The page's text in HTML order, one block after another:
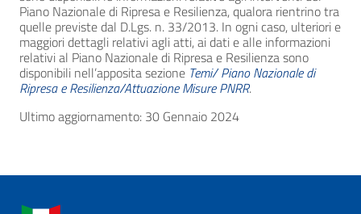
Piano Nazionale di Ripresa e Resilienza, qualora rientrino tra
quelle previste dal D.Lgs. n. 33/2013. In ogni caso, ulteriori e
maggiori dettagli relativi agli atti, ai dati e alle informazioni
relativi al Piano Nazionale di Ripresa e Resilienza sono
disponibili nell’apposita sezione Temi/ Piano Nazionale di
Ripresa e Resilienza/Attuazione Misure PNRR.
Ultimo aggiornamento: 30 Gennaio 2024